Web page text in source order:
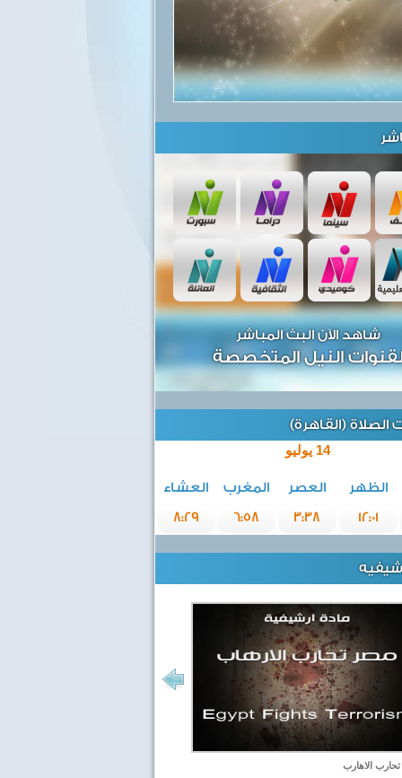
شاهد الآن البث المباشر
النيل المتخصصة
الصلاة (القاهرة)
14 يوليو
الظهر العصر المغرب
العشاء
12:01
3:38
6:58
8:29
الاهارب